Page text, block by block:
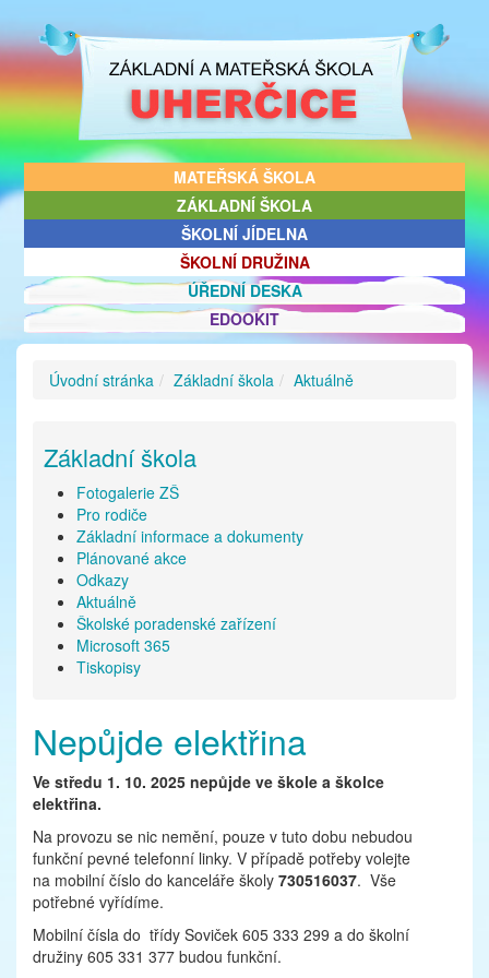
MATEŘSKÁ ŠKOLA
ZÁKLADNÍ ŠKOLA
ŠKOLNÍ JÍDELNA
ŠKOLNÍ DRUŽINA
ÚŘEDNÍ DESKA
EDOOKIT
Úvodní stránka Základní škola Aktuálně
Základní škola
Fotogalerie ZŠ
Pro rodiče
Základní informace a dokumenty
Plánované akce
Odkazy
Aktuálně
Školské poradenské zařízení
Microsoft 365
Tiskopisy
Nepůjde elektřina
Ve středu 1. 10. 2025 nepůjde ve škole a školce
elektřina.
Na provozu se nic nemění, pouze v tuto dobu nebudou
funkční pevné telefonní linky. V případě potřeby volejte
na mobilní číslo do kanceláře školy 730516037. Vše
potřebné vyřídíme.
Mobilní čísla do třídy Soviček 605 333 299 a do školní
družiny 605 331 377 budou funkční.